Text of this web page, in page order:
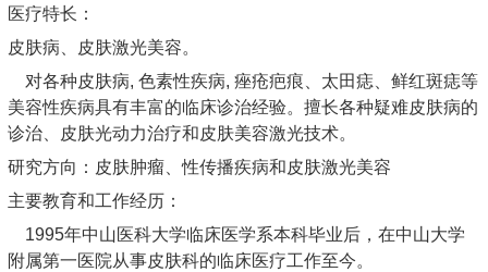
医疗特长：
皮肤病、皮肤激光美容。
对各种皮肤病, 色素性疾病, 痤疮疤痕、太田痣、鲜红斑痣等
美容性疾病具有丰富的临床诊治经验。擅长各种疑难皮肤病的
诊治、皮肤光动力治疗和皮肤美容激光技术。
研究方向：皮肤肿瘤、性传播疾病和皮肤激光美容
主要教育和工作经历：
1995年中山医科大学临床医学系本科毕业后，在中山大学
附属第一医院从事皮肤科的临床医疗工作至今。